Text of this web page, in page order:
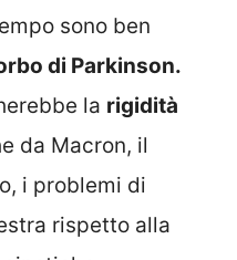
sono ben
di Parkinson.
la rigidità
da Macron, il
i problemi di
rispetto alla